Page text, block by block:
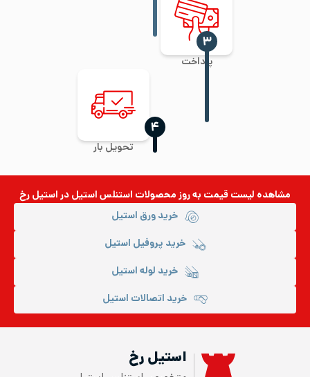
پرداخت
‍۳
تحویل بار
‍۴
مشاهده لیست قیمت به روزمحصولات استنلس استیلدر استیل رخ
خرید ورق استیل
خرید پروفیل استیل
خرید لوله استیل
خرید اتصالات استیل
استیل رخ